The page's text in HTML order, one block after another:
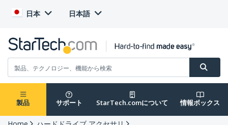
日本 日本語
製品 サポート StarTech.comについて 情報ボックス